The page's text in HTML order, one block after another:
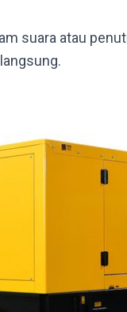
suara atau